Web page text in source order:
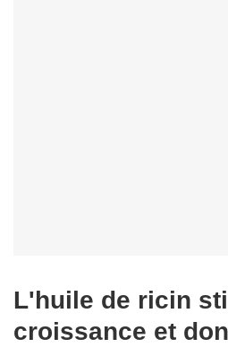
L'huile de ricin
croissance et